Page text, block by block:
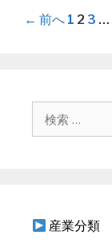
投
シ
← 前へ 1 2 3 …
産業分類